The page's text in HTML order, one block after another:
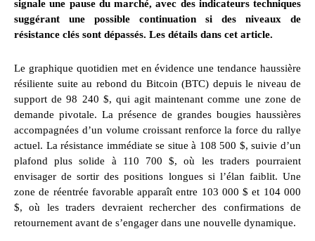
signale une pause du marché, avec des indicateurs techniques
suggérant une possible continuation si des niveaux de
résistance clés sont dépassés. Les détails dans cet article.
Le graphique quotidien met en évidence une tendance haussière
résiliente suite au rebond du Bitcoin (BTC) depuis le niveau de
support de 98 240 $, qui agit maintenant comme une zone de
demande pivotale. La présence de grandes bougies haussières
accompagnées d’un volume croissant renforce la force du rallye
actuel. La résistance immédiate se situe à 108 500 $, suivie d’un
plafond plus solide à 110 700 $, où les traders pourraient
envisager de sortir des positions longues si l’élan faiblit. Une
zone de réentrée favorable apparaît entre 103 000 $ et 104 000
$, où les traders devraient rechercher des confirmations de
retournement avant de s’engager dans une nouvelle dynamique.